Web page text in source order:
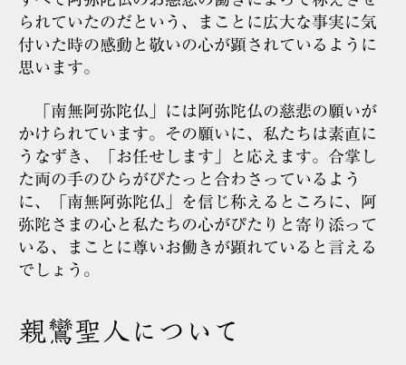
られていたのだという、まことに広大な事実に気
付いた時の感動と敬いの心が顕されているように
思います。
「南無阿弥陀仏」には阿弥陀仏の慈悲の願いが
かけられています。その願いに、私たちは素直に
うなずき、「お任せします」と応えます。合掌し
た両の手のひらがぴたっと合わさっているよう
に、「南無阿弥陀仏」を信じ称えるところに、阿
弥陀さまの心と私たちの心がぴたりと寄り添って
いる、まことに尊いお働きが顕れていると言える
でしょう。
親鸞聖人について